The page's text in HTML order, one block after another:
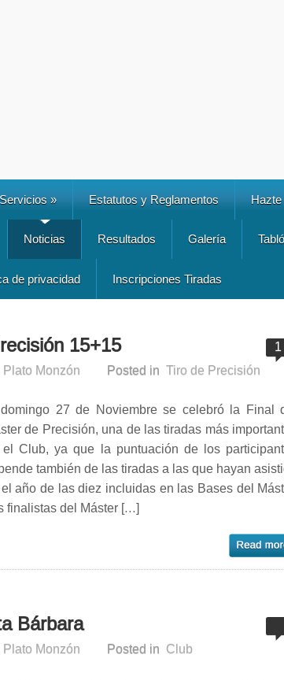
Servicios» Estatutos y Reglamentos
Noticias Resultados Galería
de privacidad Inscripciones Tiradas
15+15
Monzón Posted in Tiro de Precisión
1
27 de Noviembre se celebró la Final
de Precisión, una de las tiradas más
Club, ya que la puntuación de los
también de las tiradas a las que hayan
año de las diez incluidas en las Bases del
finalistas del Máster […]
Bárbara
Monzón Posted in Club